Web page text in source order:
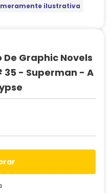
ilustrativa
Graphic Novels
- Superman - A